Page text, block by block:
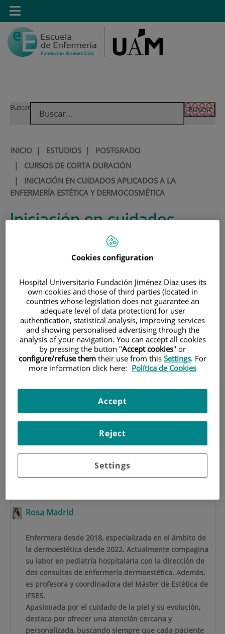
Saltar al contenido
SaltarBuscar
Toggle
navigation
INICIO| ESTUDIOS| POSTGRADO
| CURSOS DE CORTA DURACIÓN
| INICIACIÓN EN CUIDADOS APLICADOS A LA
ENFERMERÍA ESTÉTICA Y DERMOCOSMÉTICA
Iniciación en cuidados
aplicados a la enfermería
estética y dermocosmética
5 ECTS (125 horas).
Dirección y equipo docente:
Belén González Tejerina. Directora y secretaría
académica.
Estela Álvarez Gómez. Subdirectora.
Sara Colás Carpallo.
Juan Torre
Dermatólogo adjunto en Fundación Jiménez Díaz,
desde el año 2021. Responsable de Unidad de linfomas
cutáneos. Profesor honorario de Dermatología en la
Universidad Autónoma de Madrid. Tesis doctoral
Rosa Madrid
Enfermera desde 2018, especializada en el ámbito de
la dermoestética desde 2022. Actualmente compagina
su labor en pediatría hospitalaria con la dirección de
dos consultas de enfermería dermoestética. Además,
es profesora y coordinadora del Máster de Estética de
IFSES.
Apasionada por el cuidado de la piel y su evolución,
destaca por ofrecer una atención cercana y
personalizada, buscando siempre que cada paciente
Cookies configuration
Hospital Universitario Fundación Jiménez Díaz uses its
own cookies and those of third parties (located in
countries whose legislation does not guarantee an
adequate level of data protection) for user
authentication, statistical analysis, improving services
and showing personalised advertising through the
analysis of your navigation. You can accept all cookies
by pressing the button "Accept cookies" or
configure/refuse them their use from this Settings. For
more information click here: Política de Cookies
Settings
Reject
Accept